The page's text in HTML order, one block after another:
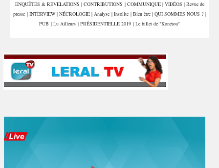
ENQUÊTES & REVELATIONS | CONTRIBUTIONS | COMMUNIQUE | VIDÉOS | Revue de
presse | INTERVIEW | NÉCROLOGIE | Analyse | Insolite | Bien être | QUI SOMMES NOUS ? |
PUB | Lu Ailleurs | PRÉSIDENTIELLE 2019 | Le billet de "Konetou"